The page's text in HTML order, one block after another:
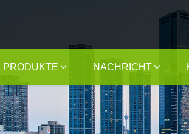
PRODUKTE NACHRICHT